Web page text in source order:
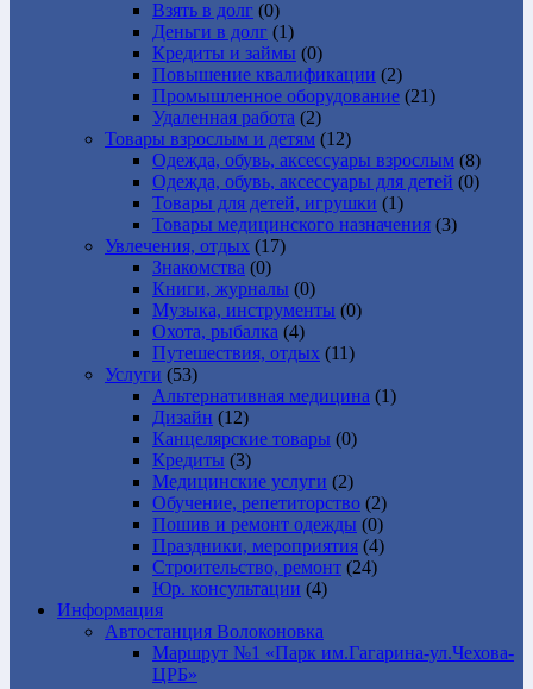
Взять в долг (0)
Деньги в долг (1)
Кредиты и займы (0)
Повышение квалификации (2)
Промышленное оборудование (21)
Удаленная работа (2)
Товары взрослым и детям (12)
Одежда, обувь, аксессуары взрослым (8)
Одежда, обувь, аксессуары для детей (0)
Товары для детей, игрушки (1)
Товары медицинского назначения (3)
Увлечения, отдых (17)
Знакомства (0)
Книги, журналы (0)
Музыка, инструменты (0)
Охота, рыбалка (4)
Путешествия, отдых (11)
Услуги (53)
Альтернативная медицина (1)
Дизайн (12)
Канцелярские товары (0)
Кредиты (3)
Медицинские услуги (2)
Обучение, репетиторство (2)
Пошив и ремонт одежды (0)
Праздники, мероприятия (4)
Строительство, ремонт (24)
Юр. консультации (4)
Информация
Автостанция Волоконовка
Маршрут №1 «Парк им.Гагарина-ул.Чехова-
ЦРБ»